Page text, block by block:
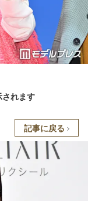
されます
記事に戻る